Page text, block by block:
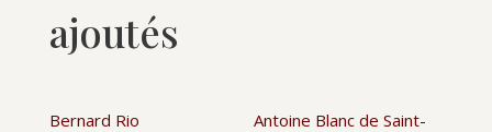
ajoutés
Bernard Rio
Antoine Blanc de Saint-